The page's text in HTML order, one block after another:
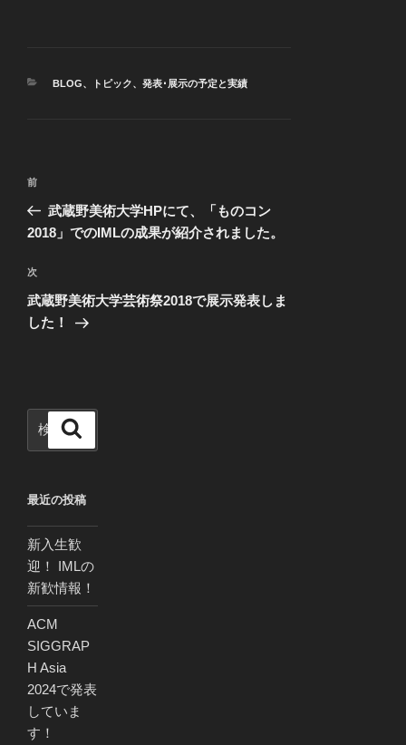
カ
BLOG、 トピック、 発表･展示の予定と実績
投
ナ
ゲ
ー
シ
前
の
投
前
武蔵野美術大学HPにて、「ものコン
2018」でのIMLの成果が紹介されました。
次
の
投
次
武蔵野美術大学芸術祭2018で展示発表しま
した！
索:
索
最近の投稿
新入生歓
迎！ IMLの
新歓情報！
ACM
SIGGRAP
H Asia
2024で発表
していま
す！